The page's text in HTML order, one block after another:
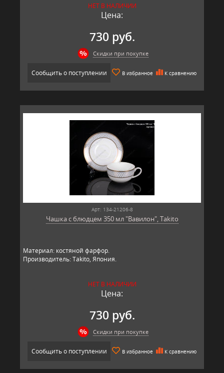
НЕТ В НАЛИЧИИ
Цена:
730 руб.
Скидки при покупке
Сообщить о поступлении В избранное К сравнению
Арт: 134-21206-8
Чашка с блюдцем 350 мл "Вавилон", Takito
Материал: костяной фарфор.
Производитель: Takito, Япония.
НЕТ В НАЛИЧИИ
Цена:
730 руб.
Скидки при покупке
Сообщить о поступлении В избранное К сравнению